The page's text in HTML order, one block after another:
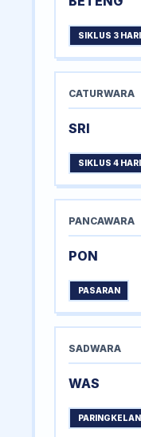
SIKLUS 3 HARI
CATURWARA
SRI
SIKLUS 4 HARI
PANCAWARA
PON
PASARAN
SADWARA
WAS
PARINGKELAN